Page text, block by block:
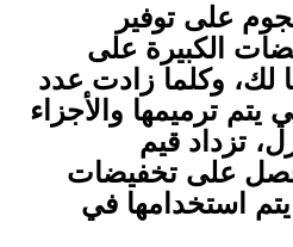
على توفير
الكبيرة على
لك، وكلما زادت عدد
يتم ترميمها والأجزاء
تزداد قيم
على تخفيضات
استخدامها في